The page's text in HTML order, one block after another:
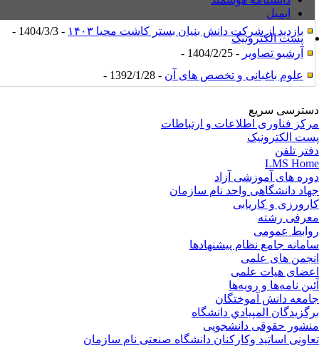
ایمیل
پست الکترونیک
بازدید از شرکت دانش بنیان بستر کاشت محیا ۱۴۰۳
- 1404/3/3 -
آرشیو تصاویر- 1404/2/25 -
علوم باغبانی و تخصص های آن- 1392/1/28 -
سریع
فناوری اطلاعات و ارتباطات
الکترونیک
تلفن
LMS
های آموزشی آزاد
دانشگاهی واحد نام سازمان
و کاریابی
رشته
عمومی
جامع نظام پیشنهادها
های علمی
هیات علمی
نامه‌ها و رویه‌ها
دانش آموختگان
المپيادي دانشگاه
حقوقی دانشجویی
اساتید وکارکنان دانشگاه صنعتی نام سازمان